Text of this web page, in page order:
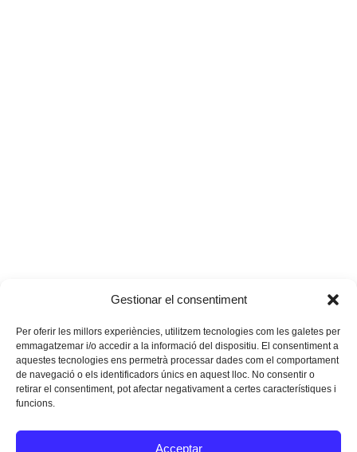
Gestionar el consentiment
Per oferir les millors experiències, utilitzem tecnologies com les galetes per
emmagatzemar i/o accedir a la informació del dispositiu. El consentiment a
aquestes tecnologies ens permetrà processar dades com el comportament
de navegació o els identificadors únics en aquest lloc. No consentir o
retirar el consentiment, pot afectar negativament a certes característiques i
funcions.
Acceptar
Instagram
Facebook
Twitter
Texts Legals